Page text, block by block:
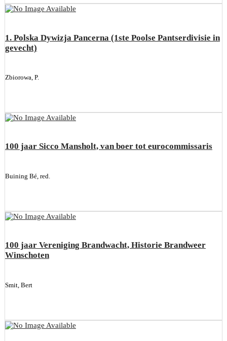
1. Polska Dywizja Pancerna (1ste Poolse Pantserdivisie in
gevecht)
Zbiorowa, P.
100 jaar Sicco Mansholt, van boer tot eurocommissaris
Buining Bé, red.
100 jaar Vereniging Brandwacht, Historie Brandweer
Winschoten
Smit, Bert